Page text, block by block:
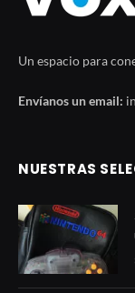
Un espacio para
Envíanos un email:
NUESTRAS